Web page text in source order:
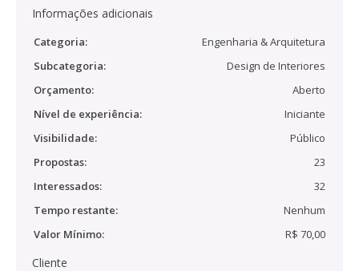
Informações adicionais
Categoria:
Engenharia & Arquitetura
Subcategoria:
Design de Interiores
Orçamento:
Aberto
Nível de experiência:
Iniciante
Visibilidade:
Público
Propostas:
23
Interessados:
32
Tempo restante:
Nenhum
Valor Mínimo:
R$ 70,00
Cliente